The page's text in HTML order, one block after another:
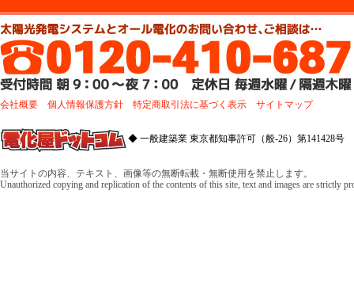
会社概要 個人情報保護方針 特定商取引法に基づく表示 サイトマップ
◆ 一般建築業 東京都知事許可（般-26）第141428
当サイトの内容、テキスト、画像等の無断転載・無断使用を禁止します。
Unauthorized copying and replication of the contents of this site, text and images are strictly